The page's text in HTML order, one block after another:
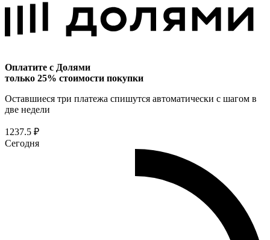
Оплатите с Долями
только 25% стоимости покупки
Оставшиеся три платежа спишутся автоматически с шагом в
две недели
1237.5 ₽
Сегодня